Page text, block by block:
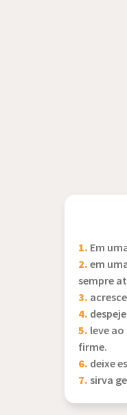
1. Em
2.em
sempre
3.
4.
5. leve
firme.
6. deixe
7. sirva